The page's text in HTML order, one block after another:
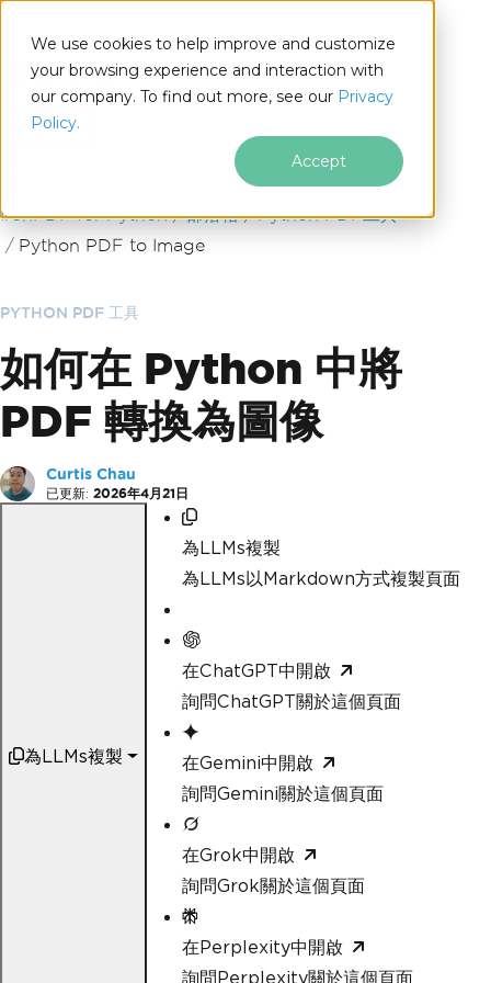
We use cookies to help improve and customize
your browsing experience and interaction with
our company. To find out more, see our Privacy
Policy.
Accept
Python
跳至頁尾內容
IronPDF for Python 部落格
Python PDF工具
Python PDF to Image
PYTHON PDF 工具
如何在 Python 中將
PDF 轉換為圖像
Curtis Chau
已更新: 2026年4月21日
為LLMs複製
為LLMs複製
為LLMs以Markdown方式複製頁面
在ChatGPT中開啟
詢問ChatGPT關於這個頁面
在Gemini中開啟
詢問Gemini關於這個頁面
在Grok中開啟
詢問Grok關於這個頁面
在Perplexity中開啟
詢問Perplexity關於這個頁面